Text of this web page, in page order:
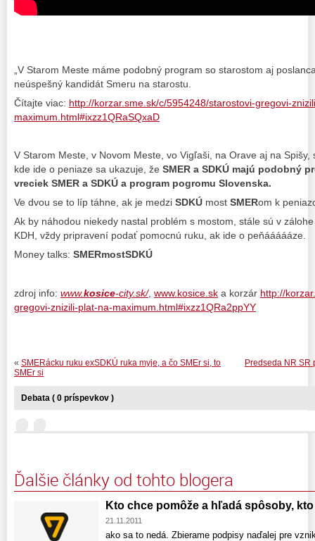
„V Starom Meste máme podobný program so starostom aj
neúspešný kandidát Smeru na starostu.
Čítajte viac: http://korzar.sme.sk/c/5954248/starostovi-gregovi-
maximum.html#ixzz1QRaSQxaD
V Starom Meste, v Novom Meste, vo Vigľaši, na Orave aj na
kde ide o peniaze sa ukazuje, že SMER a SDKÚ majú podobný
vreciek SMER a SDKÚ a program pogromu Slovenska.
Ve dvou se to líp táhne, ak je medzi SDKÚ most SMERom k
Ak by náhodou niekedy nastal problém s mostom, stále sú v
KDH, vždy pripravení podať pomocnú ruku, ak ide o peňáááááze.
Money talks: SMERmostSDKÚ
zdroj info: www.kosice-city.sk/, www.kosice.sk a korzár http://
gregovi-znizili-plat-na-maximum.html#ixzz1QRa2ppYY
Predseda NR SR
« SMERácku ruku exSDKÚ ruka myje, a čo SMEr si, to
SMEr si
Debata ( 0 príspevkov )
Ďalšie články od tohto blogera
Kto chce pomôže a hľadá spôsoby,
21.11.2011
ako sa to nedá. Zbierame podpisy naďalej pre